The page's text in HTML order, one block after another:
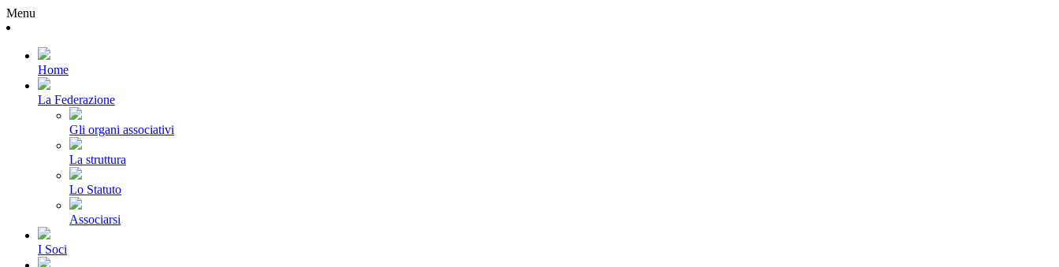
Menu
Home
La Federazione
Gli organi associativi
La struttura
Lo Statuto
Associarsi
I Soci